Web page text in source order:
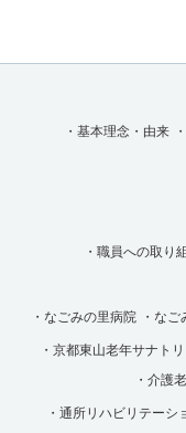
・基本理念・由来
・職員への取り
・なごみの里病院
・な
・京都東山老年サナト
・介護
・通所リハビリテー